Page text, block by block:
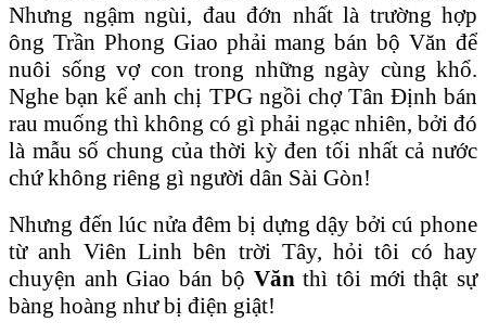
Nhưng ngậm ngùi, đau đớn nhất là trường hợp
ông Trần Phong Giao phải mang bán bộ Văn để
nuôi sống vợ con trong những ngày cùng khổ.
Nghe bạn kể anh chị TPG ngồi chợ Tân Định bán
rau muống thì không có gì phải ngạc nhiên, bởi đó
là mẫu số chung của thời kỳ đen tối nhất cả nước
chứ không riêng gì người dân Sài Gòn!
Nhưng đến lúc nửa đêm bị dựng dậy bởi cú phone
từ anh Viên Linh bên trời Tây, hỏi tôi có hay
chuyện anh Giao bán bộ Vănthì tôi mới thật sự
bàng hoàng như bị điện giật!